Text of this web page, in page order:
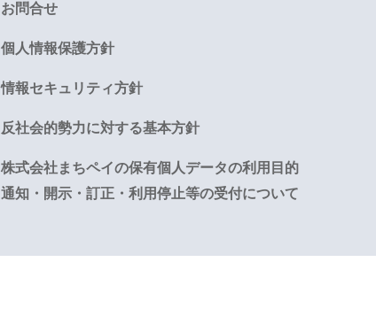
お問合せ
個人情報保護方針
情報セキュリティ方針
反社会的勢力に対する基本方針
株式会社まちペイの保有個人データの利用目的
通知・開示・訂正・利用停止等の受付について